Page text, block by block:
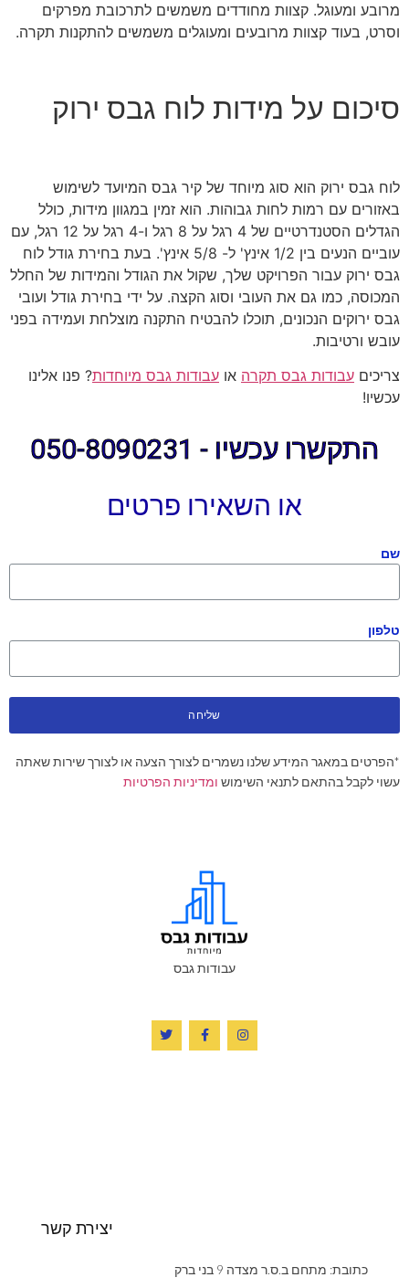
מרובע ומעוגל. קצוות מחודדים משמשים לתרכובת מפרקים
וסרט, בעוד קצוות מרובעים ומעוגלים משמשים להתקנות תקרה.
סיכום על מידות לוח גבס ירוק
לוח גבס ירוק הוא סוג מיוחד של קיר גבס המיועד לשימוש
באזורים עם רמות לחות גבוהות. הוא זמין במגוון מידות, כולל
הגדלים הסטנדרטיים של 4 רגל על 8 רגל ו-4 רגל על 12 רגל, עם
עוביים הנעים בין 1/2 אינץ' ל- 5/8 אינץ'. בעת בחירת גודל לוח
גבס ירוק עבור הפרויקט שלך, שקול את הגודל והמידות של החלל
המכוסה, כמו גם את העובי וסוג הקצה. על ידי בחירת גודל ועובי
גבס ירוקים הנכונים, תוכלו להבטיח התקנה מוצלחת ועמידה בפני
עובש ורטיבות.
צריכים עבודות גבס תקרה או עבודות גבס מיוחדות? פנו אלינו
עכשיו!
התקשרו עכשיו - 050-8090231
או השאירו פרטים
שם
טלפון
שליחה
*הפרטים במאגר המידע שלנו נשמרים לצורך הצעה או לצורך שירות שאתה
עשוי לקבל בהתאם לתנאי השימוש ומדיניות הפרטיות
עבודות גבס
יצירת קשר
כתובת: מתחם ב.ס.ר מצדה 9 בני ברק